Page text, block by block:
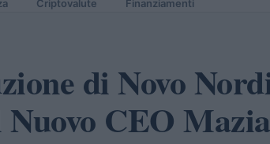
Criptovalute Finanziamenti
di Novo
CEO